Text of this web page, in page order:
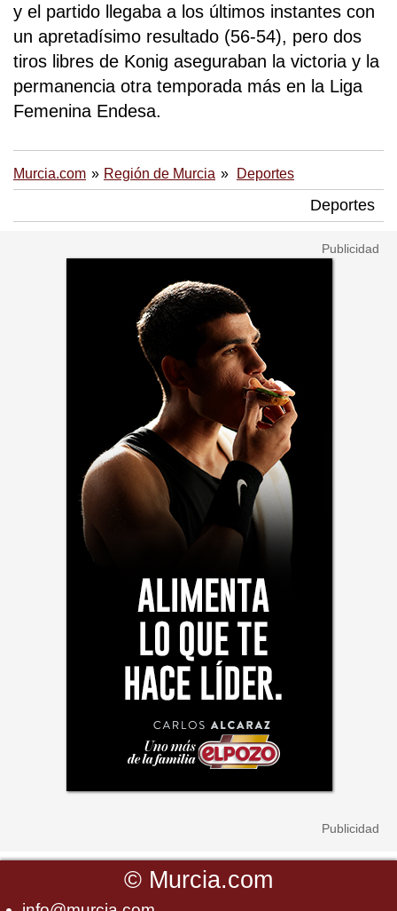
y el partido llegaba a los últimos instantes con
un apretadísimo resultado (56-54), pero dos
tiros libres de Konig aseguraban la victoria y la
permanencia otra temporada más en la Liga
Femenina Endesa.
Murcia.com Región de Murcia Deportes
Deportes
© Murcia.com